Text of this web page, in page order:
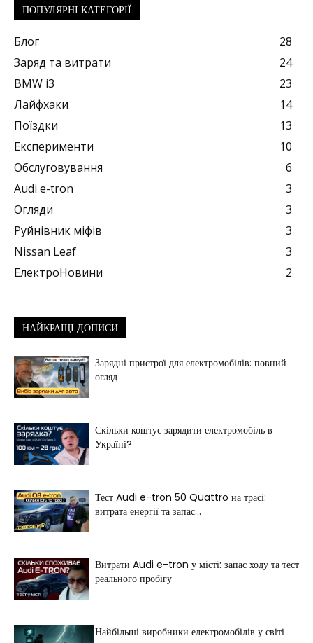
ПОПУЛЯРНІ КАТЕГОРІЇ
Блог
28
Заряд та витрати
24
BMW i3
23
Лайфхаки
14
Поїздки
13
Експерименти
10
Обслуговування
6
Audi e-tron
3
Огляди
3
Руйнівник міфів
3
Nissan Leaf
3
ЕлектроНовини
2
НАЙКРАЩІ ДОПИСИ
Зарядні пристрої для електромобілів: повний
огляд
Скільки коштує зарядити електромобіль в
Україні?
Тест Audi e-tron 50 Quattro на трасі:
витрата енергії та запас...
Витрати Audi e-tron у місті: запас ходу та тест
реального пробігу
Найбільші виробники електромобілів у світі